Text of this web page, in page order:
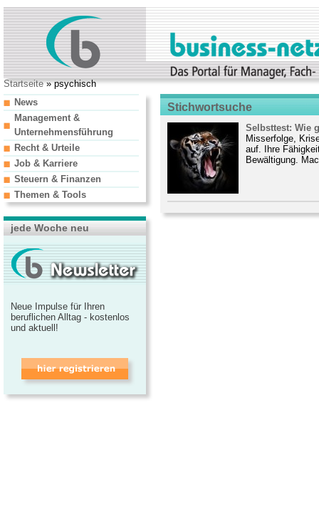
Startseite» psychisch
Stichwortsuche
Selbsttest: Wie
Misserfolge,
auf. Ihre
Bewältigung.
News
Management &
Unternehmensführung
Recht & Urteile
Job & Karriere
Steuern & Finanzen
Themen & Tools
jede Woche neu
Neue Impulse für Ihren
beruflichen Alltag - kostenlos
und aktuell!